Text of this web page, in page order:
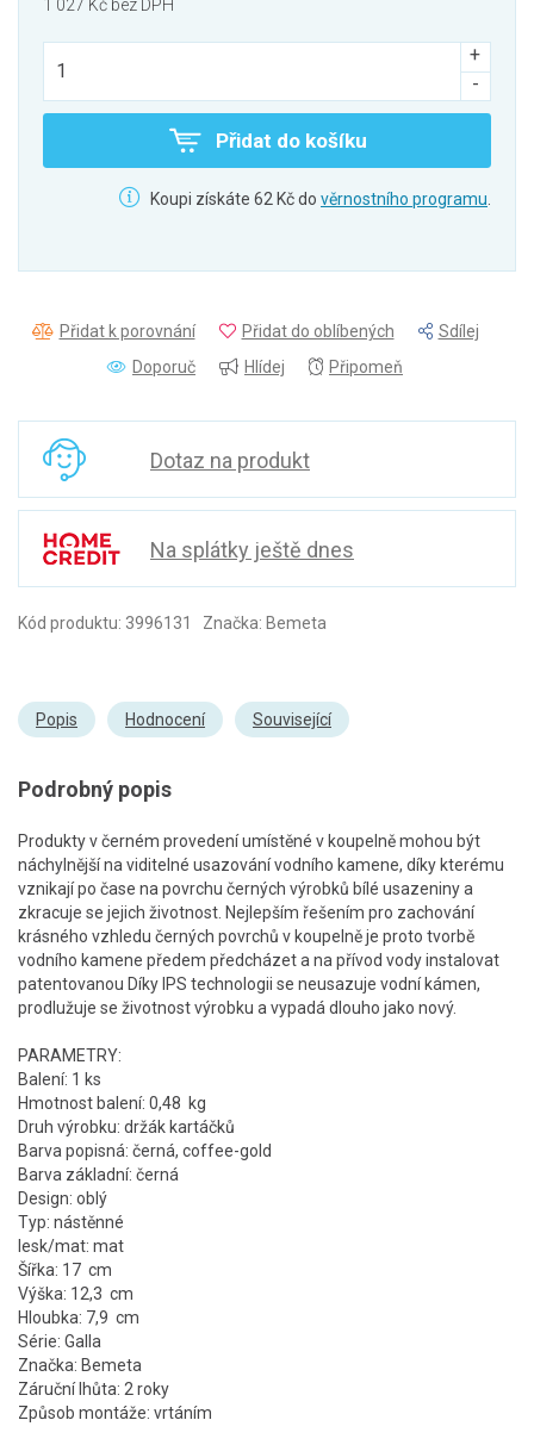
1 027 Kč bez DPH
Přidat do košíku
Koupi získáte 62 Kč do věrnostního programu
Přidat k porovnání Přidat do oblíbených
Sdílej
Doporuč
Hlídej Připomeň
Dotaz na produkt
Na splátky ještě dnes
Kód produktu: 3996131 Značka: Bemeta
Popis Hodnocení Související
Podrobný popis
Produkty v černém provedení umístěné v koupelně mohou být
náchylnější na viditelné usazování vodního kamene, díky kterému
vznikají po čase na povrchu černých výrobků bílé usazeniny a
zkracuje se jejich životnost. Nejlepším řešením pro zachování
krásného vzhledu černých povrchů v koupelně je proto tvorbě
vodního kamene předem předcházet a na přívod vody instalovat
patentovanou Díky IPS technologii se neusazuje vodní kámen,
prodlužuje se životnost výrobku a vypadá dlouho jako nový.
PARAMETRY:
Balení: 1 ks
Hmotnost balení: 0,48 kg
Druh výrobku: držák kartáčků
Barva popisná: černá, coffee-gold
Barva základní: černá
Design: oblý
Typ: nástěnné
lesk/mat: mat
Šířka: 17 cm
Výška: 12,3 cm
Hloubka: 7,9 cm
Série: Galla
Značka: Bemeta
Záruční lhůta: 2 roky
Způsob montáže: vrtáním